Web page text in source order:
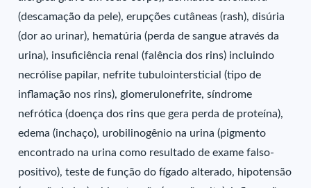
(descamação da pele), erupções cutâneas (rash), disúria
(dor ao urinar), hematúria (perda de sangue através da
urina), insuficiência renal (falência dos rins) incluindo
necrólise papilar, nefrite tubulointersticial (tipo de
inflamação nos rins), glomerulonefrite, síndrome
nefrótica (doença dos rins que gera perda de proteína),
edema (inchaço), urobilinogênio na urina (pigmento
encontrado na urina como resultado de exame falso-
positivo), teste de função do fígado alterado, hipotensão